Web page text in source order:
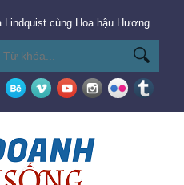
Lindquist cùng Hoa hậu Hương